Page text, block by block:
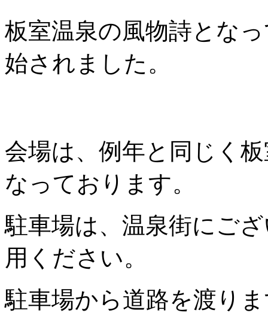
板室温泉の風物詩とな
始されました。
会場は、例年と同じく
なっております。
駐車場は、温泉街にご
用ください。
駐車場から道路を渡り